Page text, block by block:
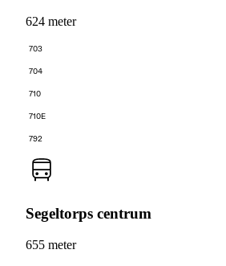
624 meter
703
704
710
710E
792
Segeltorps centrum
655 meter